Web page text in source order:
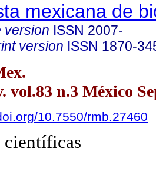
mexicana de
version ISSN 2007-
version ISSN 1870-
vol.83 n.3 México
10.7550/rmb.27460
científicas